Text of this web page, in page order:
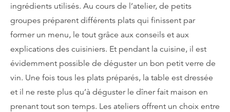
ingrédients utilisés. Au cours de l’atelier, de petits
groupes préparent différents plats qui finissent par
former un menu, le tout grâce aux conseils et aux
explications des cuisiniers. Et pendant la cuisine, il est
évidemment possible de déguster un bon petit verre de
vin. Une fois tous les plats préparés, la table est dressée
et il ne reste plus qu’à déguster le dîner fait maison en
prenant tout son temps. Les ateliers offrent un choix entre